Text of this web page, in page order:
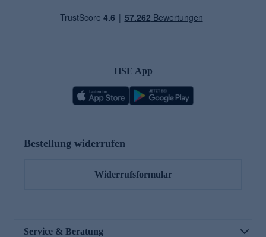
HSE App
Bestellung widerrufen
Widerrufsformular
Service & Beratung